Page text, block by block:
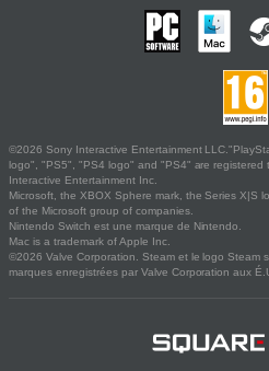
©2026 Sony Interactive Entertainment
logo", "PS5", "PS4 logo" and "PS4" are registered
Interactive Entertainment Inc.
Microsoft, the XBOX Sphere mark, the Series X|S
of the Microsoft group of companies.
Nintendo Switch est une marque de Nintendo.
Mac is a trademark of Apple Inc.
©2026 Valve Corporation. Steam et le logo Steam
marques enregistrées par Valve Corporation aux